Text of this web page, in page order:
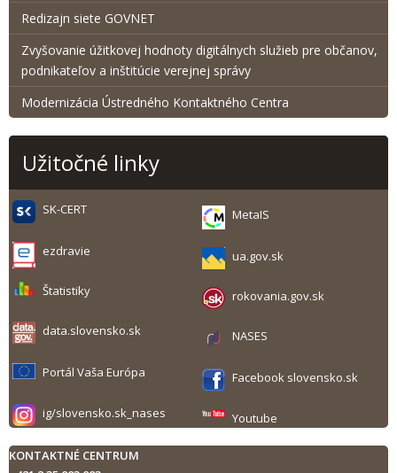
Redizajn siete GOVNET
Zvyšovanie úžitkovej hodnoty digitálnych služieb pre občanov,
podnikateľov a inštitúcie verejnej správy
Modernizácia Ústredného Kontaktného Centra
Užitočné linky
SK-CERT MetaIS
ezdravie ua.gov.sk
Štatistiky rokovania.gov.sk
data.slovensko.sk NASES
Portál Vaša Európa Facebook slovensko.sk
ig/slovensko.sk_nases Youtube
KONTAKTNÉ CENTRUM